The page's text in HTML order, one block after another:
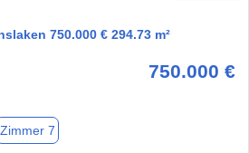
750.000 € 294.73 m²
750.000 €
Zimmer 7